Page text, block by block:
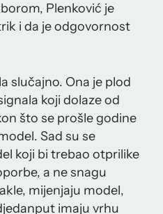
Plenković je
i da je odgovornost
slučajno. Ona je plod
koji dolaze od
što se prošle godine
Sad su se
koji bi trebao otprilike
a ne snagu
mijenjaju model,
imaju vrhu